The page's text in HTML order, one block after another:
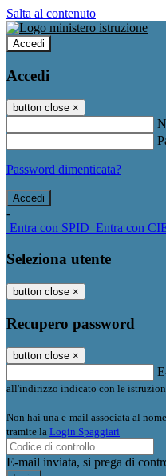
Salta al contenuto
Accedi
Accedi
button close ×
Password dimenticata?
-
Entra con SPID Entra con
Seleziona utente
button close ×
Recupero password
button close ×
all'indirizzo indicato con le
Non hai una e-mail associata al
tramite la Login Spaggiari
E-mail inviata, si prega di